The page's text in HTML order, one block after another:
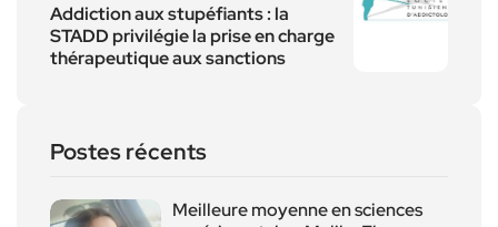
Addiction aux stupéfiants : la
STADD privilégie la prise en charge
thérapeutique aux sanctions
Postes récents
Meilleure moyenne en sciences